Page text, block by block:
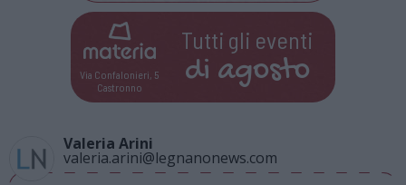
Via Confalonieri, 5
Castronno
Tutti gli eventi
di agosto
Valeria Arini
valeria.arini@legnanonews.com